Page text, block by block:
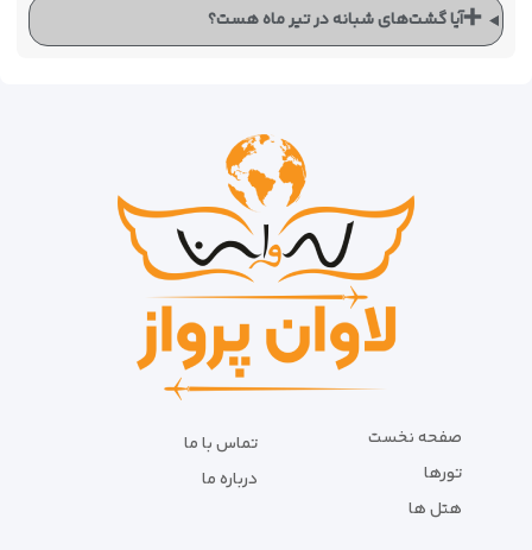
➕آیا گشت‌های شبانه در تیر ماه هست؟
صفحه نخست
تورها
هتل ها
تماس با ما
درباره ما